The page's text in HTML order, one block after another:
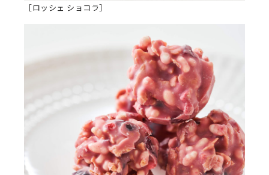
［ロッシェ ショコラ］